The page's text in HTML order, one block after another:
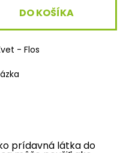
- Flos
prídavná látka do